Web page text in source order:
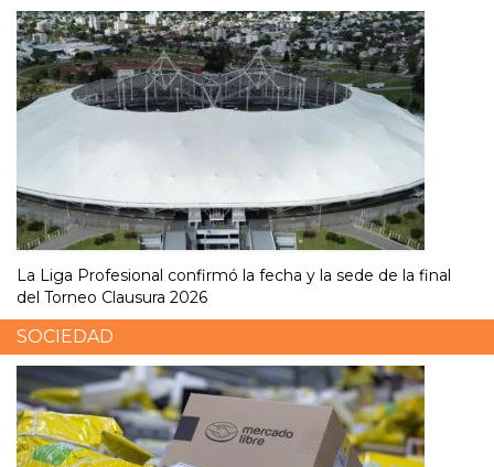
La Liga Profesional confirmó la fecha y la sede de la final
del Torneo Clausura 2026
SOCIEDAD